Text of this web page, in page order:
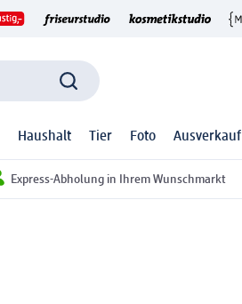
Haushalt Tier Foto Ausverkauf
Express-Abholung in Ihrem Wunschmarkt